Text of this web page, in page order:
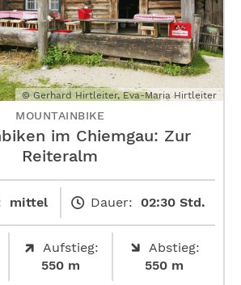
© Gerhard Hirtleiter, Eva-Maria Hirtleiter
MOUNTAINBIKE
im Chiemgau: Zur
Reiteralm
mittel Dauer: 02:30 Std.
Aufstieg:
550 m
Abstieg:
550 m